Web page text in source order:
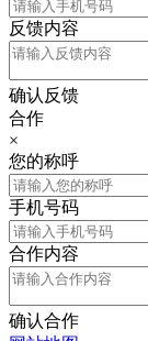
反馈内容
确认反馈
合作
×
您的称呼
手机号码
合作内容
确认合作